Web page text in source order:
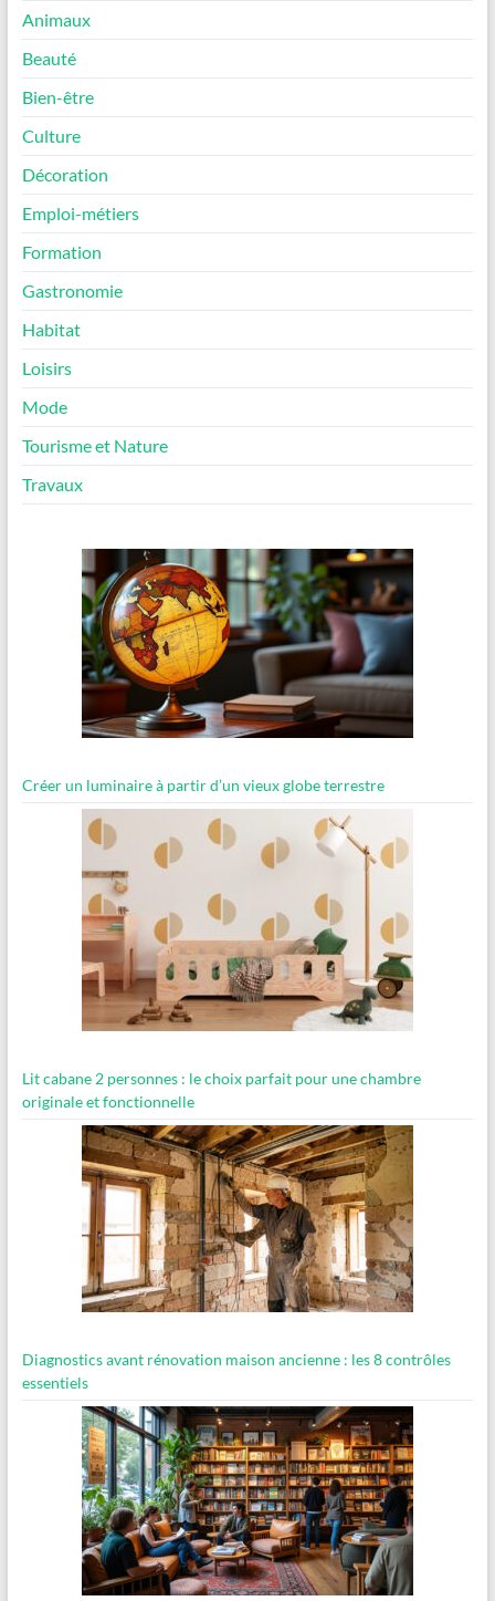
Animaux
Beauté
Bien-être
Culture
Décoration
Emploi-métiers
Formation
Gastronomie
Habitat
Loisirs
Mode
Tourisme et Nature
Travaux
Créer un luminaire à partir d’un vieux globe terrestre
Lit cabane 2 personnes : le choix parfait pour une chambre
originale et fonctionnelle
Diagnostics avant rénovation maison ancienne : les 8 contrôles
essentiels